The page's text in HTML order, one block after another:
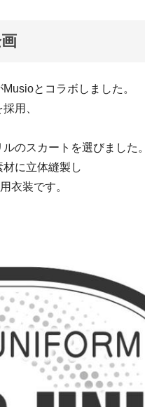
とコラボしました。
用、
のスカートを選びました
に立体縫製し
衣装です。